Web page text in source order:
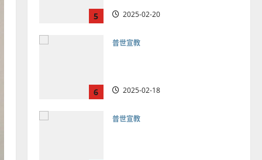
6 2025-02-18
7
普世宣教
2025-02-20
教會發展